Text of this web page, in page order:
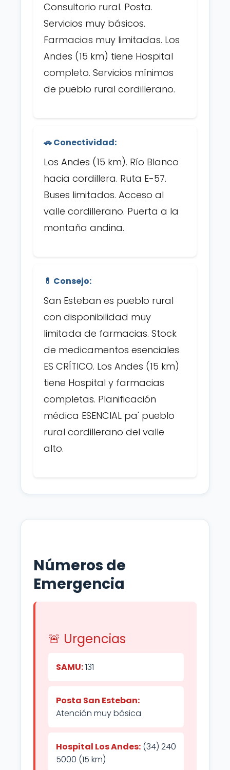
Consultorio rural. Posta.
Servicios muy básicos.
Farmacias muy limitadas. Los
Andes (15 km) tiene Hospital
completo. Servicios mínimos
de pueblo rural cordillerano.
🚗 Conectividad:
Los Andes (15 km). Río Blanco
hacia cordillera. Ruta E-57.
Buses limitados. Acceso al
valle cordillerano. Puerta a la
montaña andina.
💊 Consejo:
San Esteban es pueblo rural
con disponibilidad muy
limitada de farmacias. Stock
de medicamentos esenciales
ES CRÍTICO. Los Andes (15 km)
tiene Hospital y farmacias
completas. Planificación
médica ESENCIAL pa' pueblo
rural cordillerano del valle
alto.
Números de
Emergencia
🚨 Urgencias
SAMU:131
Posta San Esteban:
Atención muy básica
Hospital Los Andes: (34) 240
5000 (15 km)